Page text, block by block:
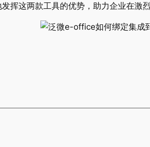
挥这两款工具的优势，助力企业在激